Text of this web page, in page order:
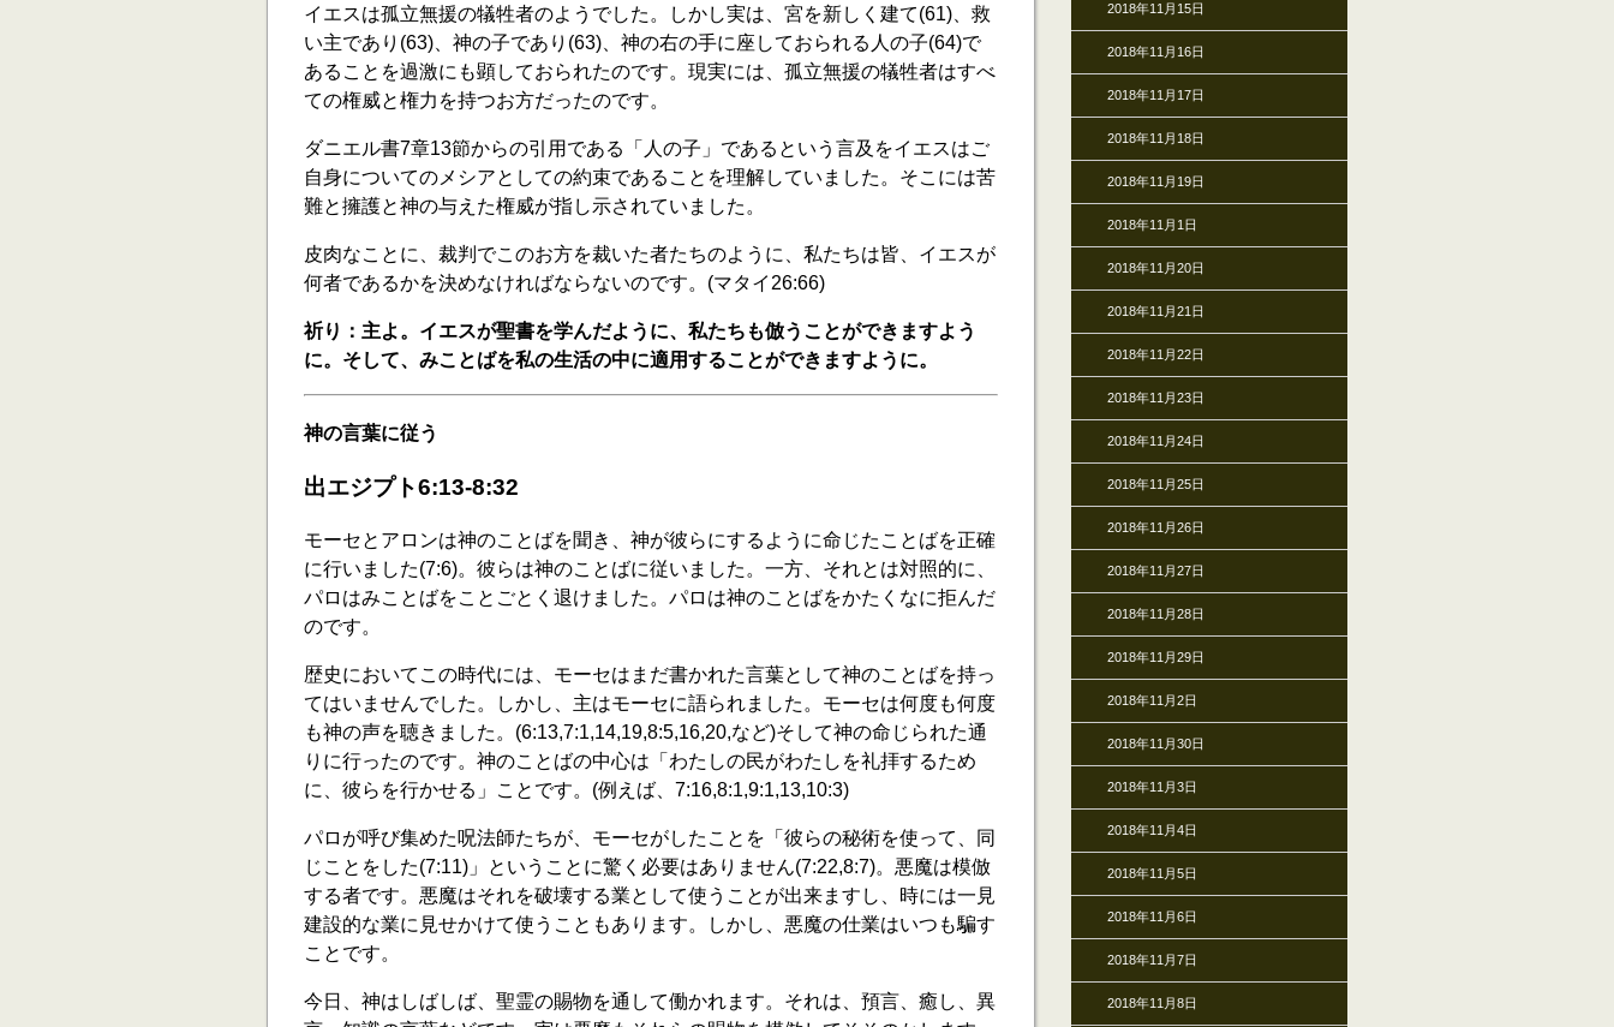
イエスは孤立無援の犠牲者のようでした。しかし実は、宮を新しく建て(61)、救
い主であり(63)、神の子であり(63)、神の右の手に座しておられる人の子(64)で
あることを過激にも顕しておられたのです。現実には、孤立無援の犠牲者はすべ
ての権威と権力を持つお方だったのです。
ダニエル書7章13節からの引用である「人の子」であるという言及をイエスはご
自身についてのメシアとしての約束であることを理解していました。そこには苦
難と擁護と神の与えた権威が指し示されていました。
皮肉なことに、裁判でこのお方を裁いた者たちのように、私たちは皆、イエスが
何者であるかを決めなければならないのです。(マタイ26:66)
祈り：主よ。イエスが聖書を学んだように、私たちも倣うことができますよう
に。そして、みことばを私の生活の中に適用することができますように。
神の言葉に従う
出エジプト6:13-8:32
モーセとアロンは神のことばを聞き、神が彼らにするように命じたことばを正確
に行いました(7:6)。彼らは神のことばに従いました。一方、それとは対照的に、
パロはみことばをことごとく退けました。パロは神のことばをかたくなに拒んだ
のです。
歴史においてこの時代には、モーセはまだ書かれた言葉として神のことばを持っ
てはいませんでした。しかし、主はモーセに語られました。モーセは何度も何度
も神の声を聴きました。(6:13,7:1,14,19,8:5,16,20,など)そして神の命じられた通
りに行ったのです。神のことばの中心は「わたしの民がわたしを礼拝するため
に、彼らを行かせる」ことです。(例えば、7:16,8:1,9:1,13,10:3)
パロが呼び集めた呪法師たちが、モーセがしたことを「彼らの秘術を使って、同
じことをした(7:11)」ということに驚く必要はありません(7:22,8:7)。悪魔は模倣
する者です。悪魔はそれを破壊する業として使うことが出来ますし、時には一見
建設的な業に見せかけて使うこともあります。しかし、悪魔の仕業はいつも騙す
ことです。
今日、神はしばしば、聖霊の賜物を通して働かれます。それは、預言、癒し、異
2018年11月15日
2018年11月16日
2018年11月17日
2018年11月18日
2018年11月19日
2018年11月1日
2018年11月20日
2018年11月21日
2018年11月22日
2018年11月23日
2018年11月24日
2018年11月25日
2018年11月26日
2018年11月27日
2018年11月28日
2018年11月29日
2018年11月2日
2018年11月30日
2018年11月3日
2018年11月4日
2018年11月5日
2018年11月6日
2018年11月7日
2018年11月8日